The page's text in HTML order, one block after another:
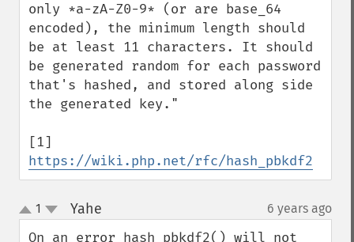
only *a-zA-Z0-9* (or are base_64
encoded), the minimum length should
be at least 11 characters. It should
be generated random for each password
that's hashed, and stored along side
the generated key."
https://wiki.php.net/rfc/hash_pbkdf2
up
down
1 Yahe 6 years ago
On an error hash_pbkdf2() will not